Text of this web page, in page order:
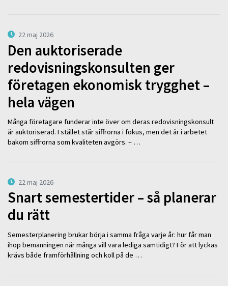
22 maj 2026
Den auktoriserade
redovisningskonsulten ger
företagen ekonomisk trygghet –
hela vägen
Många företagare funderar inte över om deras redovisningskonsult
är auktoriserad. I stället står siffrorna i fokus, men det är i arbetet
bakom siffrorna som kvaliteten avgörs. – …
22 maj 2026
Snart semestertider – så planerar
du rätt
Semesterplanering brukar börja i samma fråga varje år: hur får man
ihop bemanningen när många vill vara lediga samtidigt? För att lyckas
krävs både framförhållning och koll på de …